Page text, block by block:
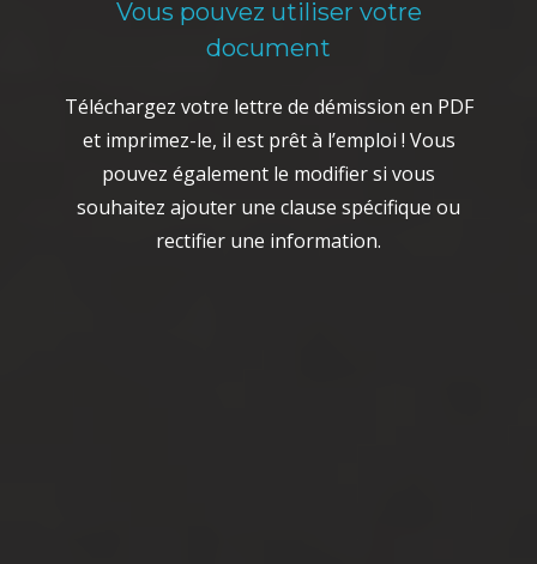
Vous pouvez utiliser votre
document
Téléchargez votre lettre de démission en PDF
et imprimez-le, il est prêt à l’emploi ! Vous
pouvez également le modifier si vous
souhaitez ajouter une clause spécifique ou
rectifier une information.